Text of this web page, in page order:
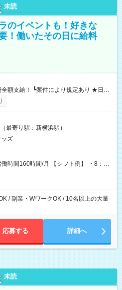
未読
のイベントも！好きな
！働いたその日に給料
働いたその日に現金GET♪ お仕事後はコ
落とせます！ 【試用期間】試
最寄り駅：新横浜駅）
ズ
/月 【シフト例】 ・8：00
/ 副業・WワークOK / 10名以上の大量
応募する 詳細へ
未読